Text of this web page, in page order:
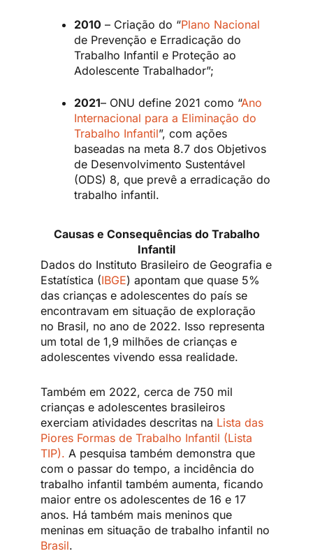
2010 – Criação do “Plano Nacional
de Prevenção e Erradicação do
Trabalho Infantil e Proteção ao
Adolescente Trabalhador”;
2021– ONU define 2021 como “Ano
Internacional para a Eliminação do
Trabalho Infantil”, com ações
baseadas na meta 8.7 dos Objetivos
de Desenvolvimento Sustentável
(ODS) 8, que prevê a erradicação do
trabalho infantil.
Causas e Consequências do Trabalho
Infantil
Dados do Instituto Brasileiro de Geografia e
Estatística (IBGE) apontam que quase 5%
das crianças e adolescentes do país se
encontravam em situação de exploração
no Brasil, no ano de 2022. Isso representa
um total de 1,9 milhões de crianças e
adolescentes vivendo essa realidade.
Também em 2022, cerca de 750 mil
crianças e adolescentes brasileiros
exerciam atividades descritas na Lista das
Piores Formas de Trabalho Infantil (Lista
TIP). A pesquisa também demonstra que
com o passar do tempo, a incidência do
trabalho infantil também aumenta, ficando
maior entre os adolescentes de 16 e 17
anos. Há também mais meninos que
meninas em situação de trabalho infantil no
Brasil.